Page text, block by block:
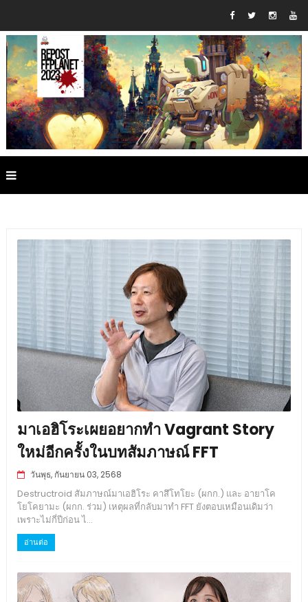
มาเอฮิโระเผยอยากทำ Vagrant Story
ใหม่อีกครั้งในบทสัมภาษณ์ FFT
วันพุธ, กันยายน 03, 2568
Destructroid สัมภาษณ์มาเอฮิโระ คาสึโทโยะ (ผกก.) และ อายาโค
โยโคยามะ (ผกก. ร่วม) เหตุผลที่กลับมาทำ FFT ยังตอบเหมือนเดิมว่า
เพราะไม่กี่ปีก่อน ไ...
อ่านต่อ